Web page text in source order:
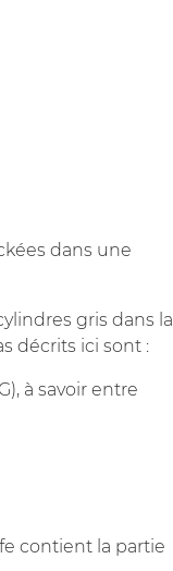
dans une
gris dans la
décrits ici sont :
à savoir entre
contient la partie